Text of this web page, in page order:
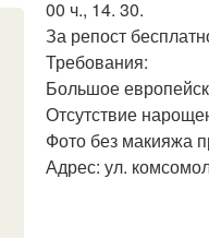
00 ч., 14. 30.
За репост
Требования:
Большое
Отсутствие
Фото без макияжа
Адрес: ул.